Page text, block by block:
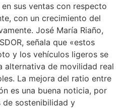
sus ventas con respecto
con un crecimiento del
José María Riaño,
señala que «estos
y los vehículos ligeros se
alternativa de movilidad real
La mejora del ratio entre
es una buena noticia, por
de sostenibilidad y